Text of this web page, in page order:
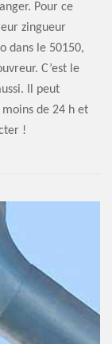
Pour ce
zingueur
dans le 50150,
C’est le
Il peut
de 24 h et
!